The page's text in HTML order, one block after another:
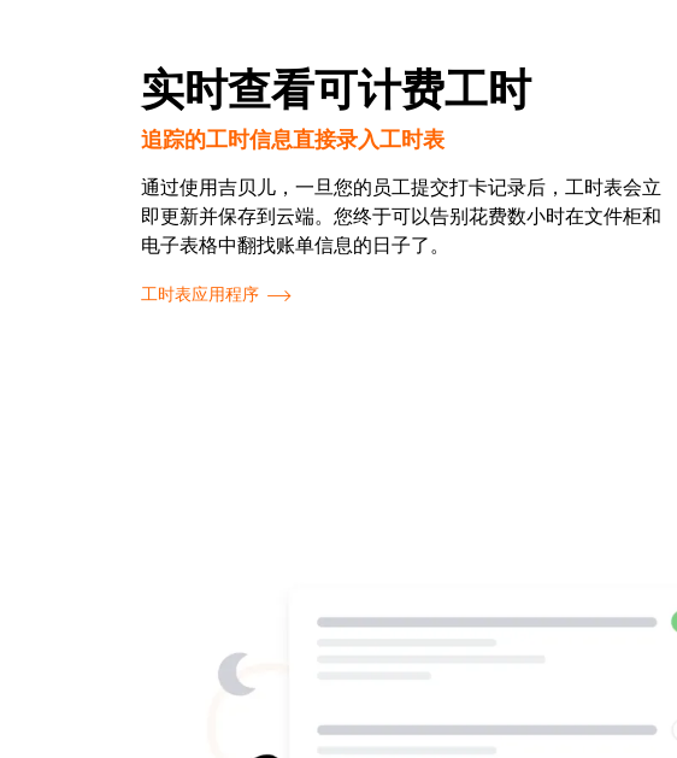
实时查看可计费工时
追踪的工时信息直接录入工时表
通过使用吉贝儿，一旦您的员工提交打卡记录后，工时表会立
即更新并保存到云端。您终于可以告别花费数小时在文件柜和
电子表格中翻找账单信息的日子了。
工时表应用程序